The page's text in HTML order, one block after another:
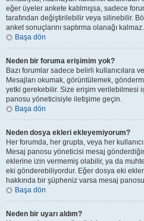
eğer üyeler ankete katılmışsa, sadece
tarafından değiştirilebilir veya silinebilir.
anket sonuçlarını saptırma olanağı kalmaz.
Başa dön
Neden bir foruma erişimim yok?
Bazı forumlar sadece belirli kullanıcılara
Mesajları okumak, görüntülemek,
yetki gerekebilir. Size erişim verilebilmesi
panosu yöneticisiyle iletişime geçin.
Başa dön
Neden dosya ekleri ekleyemiyorum?
Her forumda, her grupta, veya her
Mesaj panosu yöneticisi mesaj
eklerine izin vermemiş olabilir, ya da
eki gönderebiliyordur. Eğer dosya eki
hakkında bir şüpheniz varsa mesaj
Başa dön
Neden bir uyarı aldım?